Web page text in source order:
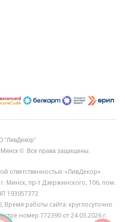
“ЛивДекор”
Минск © Все права защищены.
ответственностью «ЛивДекор»
Минск, пр-т Дзержинского, 106, пом.
193957372
Время работы сайта: круглосуточно
номер 772390 от 24.03.2026 г.